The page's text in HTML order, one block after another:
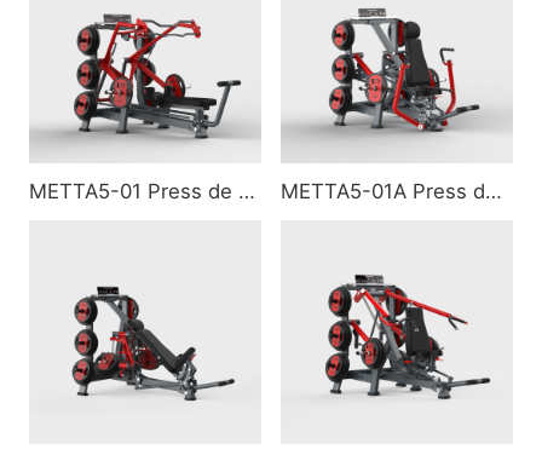
METTA5-01 Press de pecho plano (super) METTA5-01A Press de pecho